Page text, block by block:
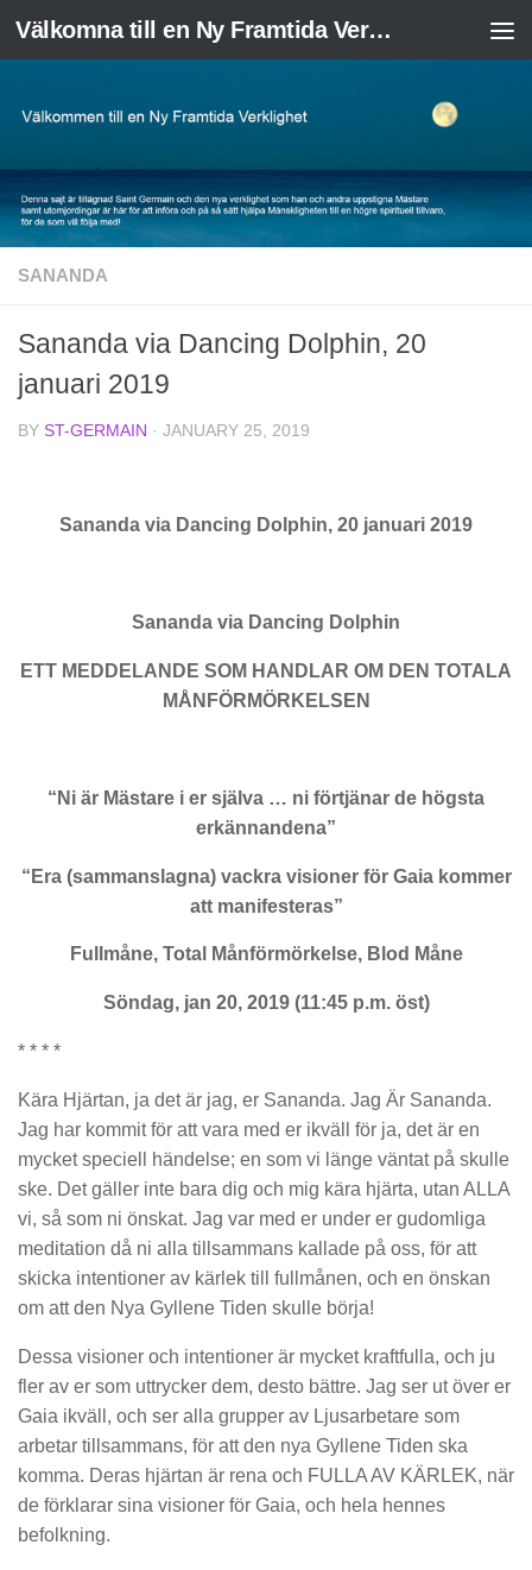
Skip to content Välkomna till en Ny Framtida Verklighet
SANANDA
Sananda via Dancing Dolphin, 20
januari 2019
BY ST-GERMAIN · JANUARY 25, 2019
Sananda via Dancing Dolphin, 20 januari 2019
Sananda via Dancing Dolphin
ETT MEDDELANDE SOM HANDLAR OM DEN TOTALA
MÅNFÖRMÖRKELSEN
“Ni är Mästare i er själva … ni förtjänar de högsta
erkännandena”
“Era (sammanslagna) vackra visioner för Gaia kommer
att manifesteras”
Fullmåne, Total Månförmörkelse, Blod Måne
Söndag, jan 20, 2019 (11:45 p.m. öst)
* * * *
Kära Hjärtan, ja det är jag, er Sananda. Jag Är Sananda.
Jag har kommit för att vara med er ikväll för ja, det är en
mycket speciell händelse; en som vi länge väntat på skulle
ske. Det gäller inte bara dig och mig kära hjärta, utan ALLA
vi, så som ni önskat. Jag var med er under er gudomliga
meditation då ni alla tillsammans kallade på oss, för att
skicka intentioner av kärlek till fullmånen, och en önskan
om att den Nya Gyllene Tiden skulle börja!
Dessa visioner och intentioner är mycket kraftfulla, och ju
fler av er som uttrycker dem, desto bättre. Jag ser ut över er
Gaia ikväll, och ser alla grupper av Ljusarbetare som
arbetar tillsammans, för att den nya Gyllene Tiden ska
komma. Deras hjärtan är rena och FULLA AV KÄRLEK, när
de förklarar sina visioner för Gaia, och hela hennes
befolkning.